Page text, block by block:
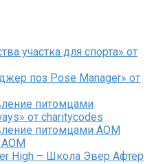
участка для спорта» от
поз Pose Manager» от
питомцами
от charitycodes
питомцами AOM
High – Школа Эвер Афтер